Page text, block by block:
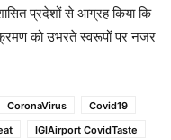
प्रदेशों से आग्रह किया कि
को उभरते स्वरूपों पर नजर
CoronaVirus
Covid19
IGIAirport CovidTaste